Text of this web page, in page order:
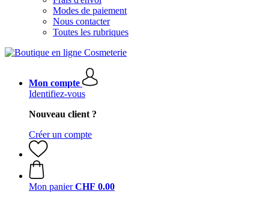
Modes de paiement
Nous contacter
Toutes les rubriques
Mon compte
Identifiez-vous
Nouveau client ?
Créer un compte
Mon panier CHF 0.00